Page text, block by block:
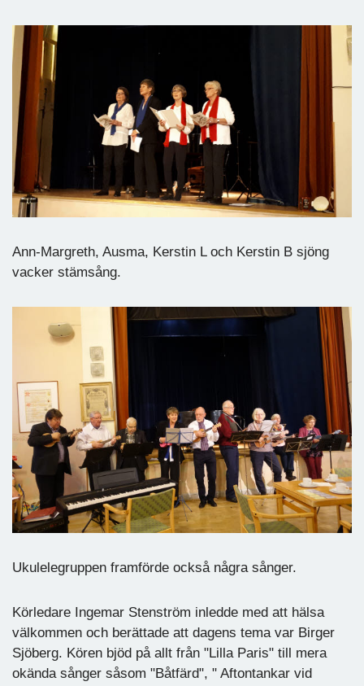
Ann-Margreth, Ausma, Kerstin L och Kerstin B sjöng
vacker stämsång.
Ukulelegruppen framförde också några sånger.
Körledare Ingemar Stenström inledde med att hälsa
välkommen och berättade att dagens tema var Birger
Sjöberg. Kören bjöd på allt från "Lilla Paris" till mera
okända sånger såsom "Båtfärd", " Aftontankar vid